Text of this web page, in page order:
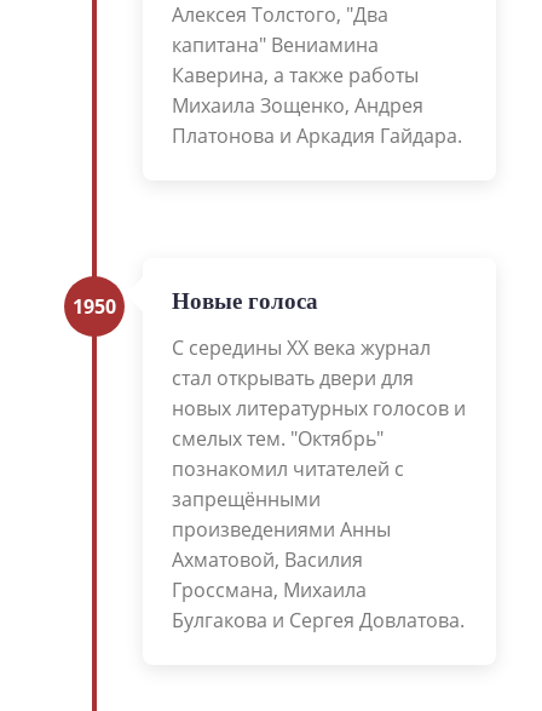
Алексея Толстого, "Два
капитана" Вениамина
Каверина, а также работы
Михаила Зощенко, Андрея
Платонова и Аркадия Гайдара.
1950 Новые голоса
С середины XX века журнал
стал открывать двери для
новых литературных голосов и
смелых тем. "Октябрь"
познакомил читателей с
запрещёнными
произведениями Анны
Ахматовой, Василия
Гроссмана, Михаила
Булгакова и Сергея Довлатова.